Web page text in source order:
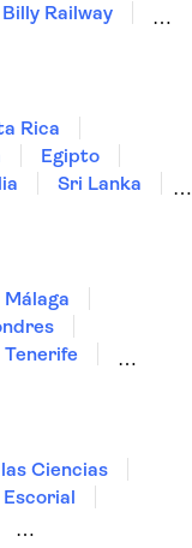
Railway
Rica
Egipto
Sri Lanka
Málaga
Tenerife
Ciencias
Escorial